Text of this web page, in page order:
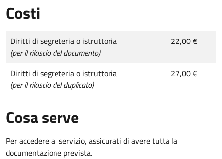
Costi
Diritti di segreteria o istruttoria
(per il rilascio del documento)
22,00 €
Diritti di segreteria o istruttoria
(per il rilascio del duplicato)
27,00 €
Cosa serve
Per accedere al servizio, assicurati di avere tutta la
documentazione prevista.